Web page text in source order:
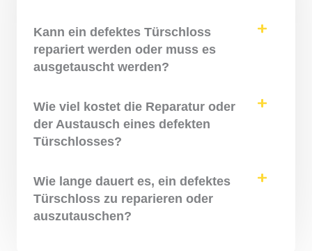
Kann ein defektes Türschloss
repariert werden oder muss es
ausgetauscht werden?
Wie viel kostet die Reparatur oder
der Austausch eines defekten
Türschlosses?
Wie lange dauert es, ein defektes
Türschloss zu reparieren oder
auszutauschen?